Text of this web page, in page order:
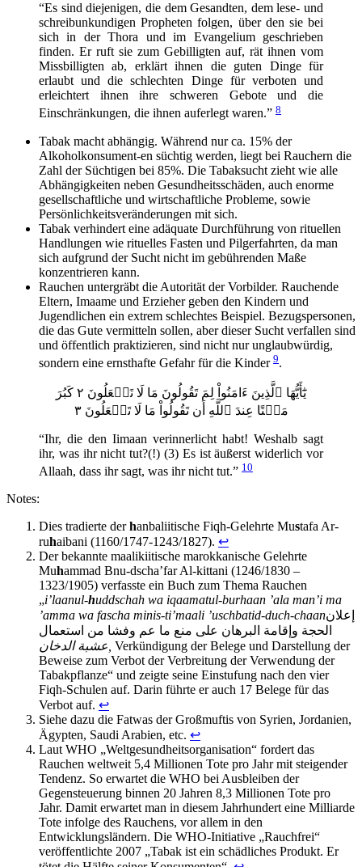
“Es sind diejenigen, die dem Gesandten, dem lese- und
schreibunkundigen Propheten folgen, über den sie bei
sich in der Thora und im Evangelium geschrieben
finden. Er ruft sie zum Gebilligten auf, rät ihnen vom
Missbilligten ab, erklärt ihnen die guten Dinge für
erlaubt und die schlechten Dinge für verboten und
erleichtert ihnen ihre schweren Gebote und die
Einschränkungen, die ihnen auferlegt waren.” 8
Tabak macht abhängig. Während nur ca. 15% der
Alkoholkonsument-en süchtig werden, liegt bei Rauchern die
Zahl der Süchtigen bei 85%. Die Tabaksucht zieht wie alle
Abhängigkeiten neben Gesundheitsschäden, auch enorme
gesellschaftliche und wirtschaftliche Probleme, sowie
Persönlichkeitsveränderungen mit sich.
Tabak verhindert eine adäquate Durchführung von rituellen
Handlungen wie rituelles Fasten und Pilgerfahrten, da man
sich aufgrund der Sucht nicht im gebührenden Maße
konzentrieren kann.
Rauchen untergräbt die Autorität der Vorbilder. Rauchende
Eltern, Imaame und Erzieher geben den Kindern und
Jugendlichen ein extrem schlechtes Beispiel. Bezugspersonen,
die das Gute vermitteln sollen, aber dieser Sucht verfallen sind
und öffentlich praktizieren, sind nicht nur unglaubwürdig,
sondern eine ernsthafte Gefahr für die Kinder 9.
يَٰٓأَيُّهَا ٱلَّذِينَ ءَامَنُواْ لِمَ تَقُولُونَ مَا لَا تَفۡعَلُونَ ٢ كَبُرَ
مَقۡتًا عِندَ ٱللَّهِ أَن تَقُولُواْ مَا لَا تَفۡعَلُونَ ٣
“Ihr, die den Iimaan verinnerlicht habt! Weshalb sagt
ihr, was ihr nicht tut?(!) (3) Es ist äußerst widerlich vor
Allaah, dass ihr sagt, was ihr nicht tut.” 10
Notes:
Dies tradierte derhanbaliitische Fiqh-Gelehrte Mustafa Ar-
ruhaibani (1160/1747-1243/1827). ↩
Der bekannte maalikiitische marokkanische Gelehrte
Muhammad Bnu-dscha’far Al-kittani (1246/1830 –
1323/1905) verfasste ein Buch zum Thema Rauchen
„i’laanul-huddschah wa iqaamatul-burhaan ’ala man’i ma
’amma wa fascha minis-ti’maali ’uschbatid-duch-chaanإعلان
الحجة وإقامة البرهان على منع ما عم وفشا من استعمال
عشبة الدخان Verkündigung der Belege und Darstellung der
Beweise zum Verbot der Verbreitung der Verwendung der
Tabakpflanze“ und zeigte seine Einstufung nach den vier
Fiqh-Schulen auf. Darin führte er auch 17 Belege für das
Verbot auf. ↩
Siehe dazu die Fatwas der Großmuftis von Syrien, Jordanien,
Ägypten, Saudi Arabien, etc. ↩
Laut WHO „Weltgesundheitsorganisation“ fordert das
Rauchen weltweit 5,4 Millionen Tote pro Jahr mit steigender
Tendenz. So erwartet die WHO bei Ausbleiben der
Gegensteuerung binnen 20 Jahren 8,3 Millionen Tote pro
Jahr. Damit erwartet man in diesem Jahrhundert eine Milliarde
Tote infolge des Rauchens, vor allem in den
Entwicklungsländern. Die WHO-Initiative „Rauchfrei“
veröffentlichte 2007 „Tabak ist ein schädliches Produkt. Er